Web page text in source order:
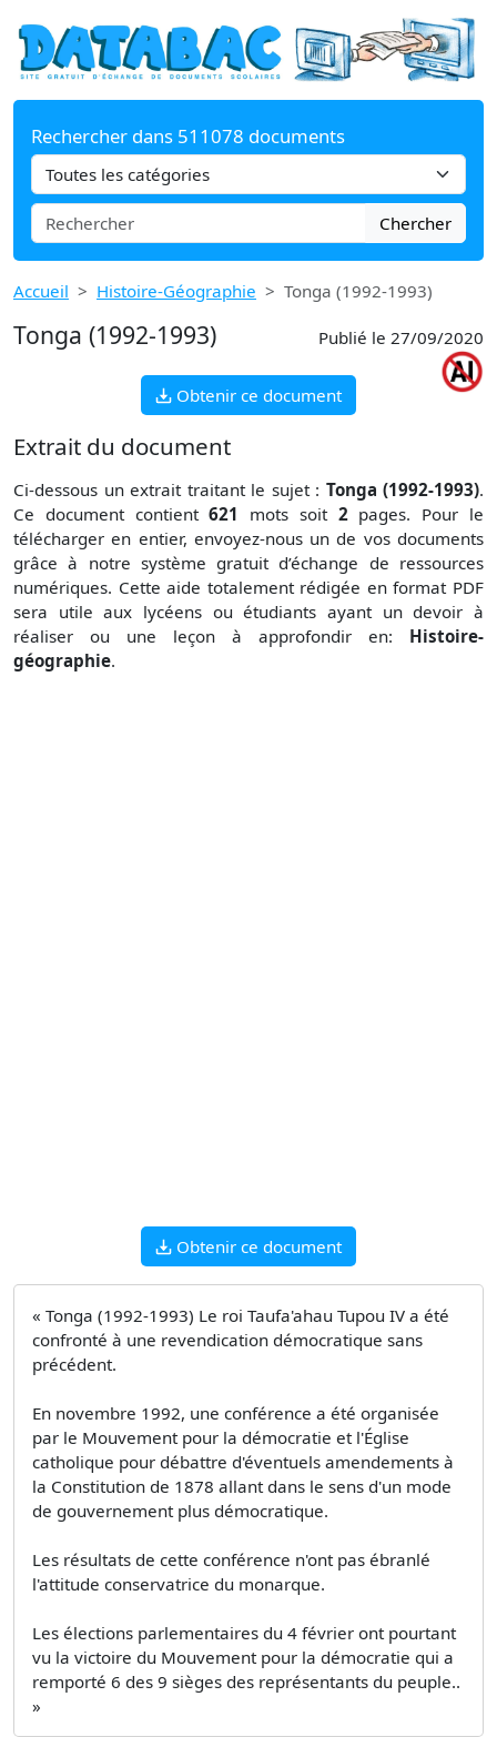
Rechercher dans 511078 documents
Chercher
Accueil Histoire-Géographie Tonga (1992-1993)
Tonga (1992-1993) Publié le 27/09/2020
Obtenir ce document
Extrait du document
Ci-dessous un extrait traitant le sujet : Tonga (1992-1993).
Ce document contient621 mots soit 2pages. Pour le
télécharger en entier, envoyez-nous un de vos documents
grâce à notre système gratuitd’échange de ressources
numériques. Cette aide totalement rédigée en format PDF
sera utile aux lycéens ou étudiants ayant un devoir à
réaliser ou une leçon à approfondir en: Histoire-
géographie.
Obtenir ce document
« Tonga (1992-1993) Le roi Taufa'ahau Tupou IV a été
confronté à une revendication démocratique sans
précédent.
En novembre 1992, une conférence a été organisée
par le Mouvement pour la démocratie et l'Église
catholique pour débattre d'éventuels amendements à
la Constitution de 1878 allant dans le sens d'un mode
de gouvernement plus démocratique.
Les résultats de cette conférence n'ont pas ébranlé
l'attitude conservatrice du monarque.
Les élections parlementaires du 4 février ont pourtant
vu la victoire du Mouvement pour la démocratie qui a
remporté 6 des 9 sièges des représentants du peuple..
»